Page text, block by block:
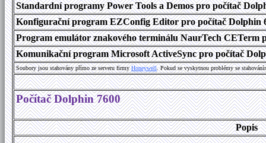
Standardní programy Power Tools a Demos pro počítač
Konfigurační program EZConfig Editor pro počítač Dolphin
Program emulátor znakového terminálu NaurTech CETerm
Komunikační program Microsoft ActiveSync pro počítač
Soubory jsou stahovány přímo ze serveru firmyHoneywell. Pokud se vyskytnou problémy se
Počítač Dolphin 7600
Popis